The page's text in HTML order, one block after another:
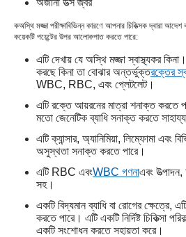
কঅস্থি মজ্জা পরীক্ষাবিভিন্ন কারণে আপনার চিকিত্সক দ্বারা
কয়েকটি পয়েন্টের উপর আলোকপাত করতে পারে:
এটি দেখায় যে অস্থি মজ্জা স্বাস্থ্যকর
করছে কিনা তা বোঝার অন্তর্ভুক্তরক্তের
WBC, RBC, এবং প্লেটলেট।
এটি রক্তে আয়রনের মাত্রা শনাক্ত করতে
মতো জেনেটিক ব্যাধি সনাক্ত করতে
এটি ক্যান্সার, অ্যানিমিয়া, লিম্ফোমা এবং
অসুস্থতা সনাক্ত করতে পারে।
এটি RBC এবংWBC গণনাএবং উত্পাদন,
সহ।
একটি বিদ্যমান ব্যাধি বা রোগের ক্ষেত্রে,
করতে পারে। এটি একটি নির্দিষ্ট চিকিত্সা
একটি সংশোধন করতে সহায়তা করে।